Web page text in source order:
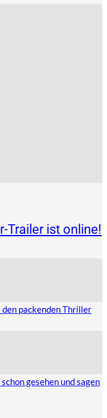
Trailer ist online!
packenden Thriller
gesehen und sagen